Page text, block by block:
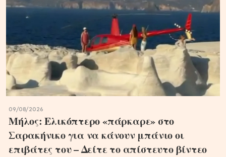
09/08/2026
Μήλος: Ελικόπτερο «πάρκαρε» στο
Σαρακήνικο για να κάνουν μπάνιο οι
επιβάτες του – Δείτε το απίστευτο βίντεο